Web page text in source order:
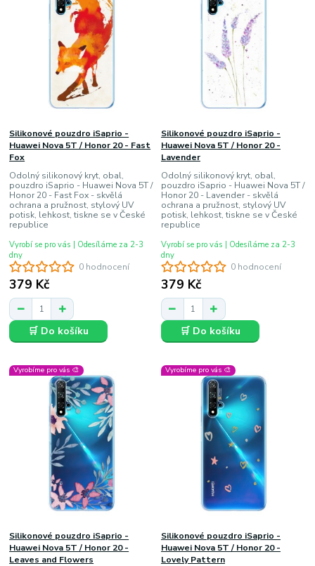
0 hodnocení
Silikonové pouzdro iSaprio -
Huawei Nova 5T / Honor 20 - Fast
Fox
Odolný silikonový kryt, obal,
pouzdro iSaprio - Huawei Nova 5T /
Honor 20 - Fast Fox - skvělá
ochrana a pružnost, stylový UV
potisk, lehkost, tiskne se v České
republice
379 Kč
Vyrobí se pro vás | Odesíláme za 2-3
dny
🛒 Do košíku
0 hodnocení
Silikonové pouzdro iSaprio -
Huawei Nova 5T / Honor 20 -
Lavender
Odolný silikonový kryt, obal,
pouzdro iSaprio - Huawei Nova 5T /
Honor 20 - Lavender - skvělá
ochrana a pružnost, stylový UV
potisk, lehkost, tiskne se v České
republice
379 Kč
Vyrobí se pro vás | Odesíláme za 2-3
dny
🛒 Do košíku
Vyrobíme pro vás 🎨
Silikonové pouzdro iSaprio -
Huawei Nova 5T / Honor 20 -
Leaves and Flowers
Vyrobíme pro vás 🎨
Silikonové pouzdro iSaprio -
Huawei Nova 5T / Honor 20 -
Lovely Pattern